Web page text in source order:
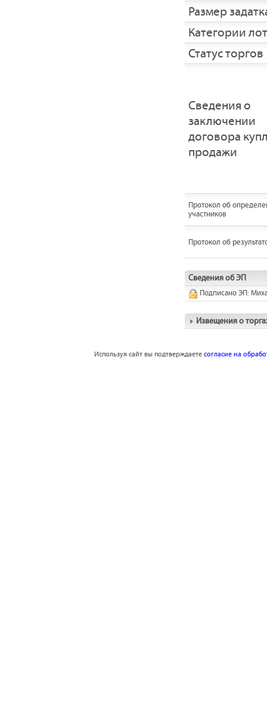
Размер
Категории
Статус торгов
Сведения о
заключении
договора
продажи
Протокол об
участников
Протокол об
Сведения об ЭП
Подписано ЭП:
Извещения о
Используя сайт вы подтверждаете согласие на